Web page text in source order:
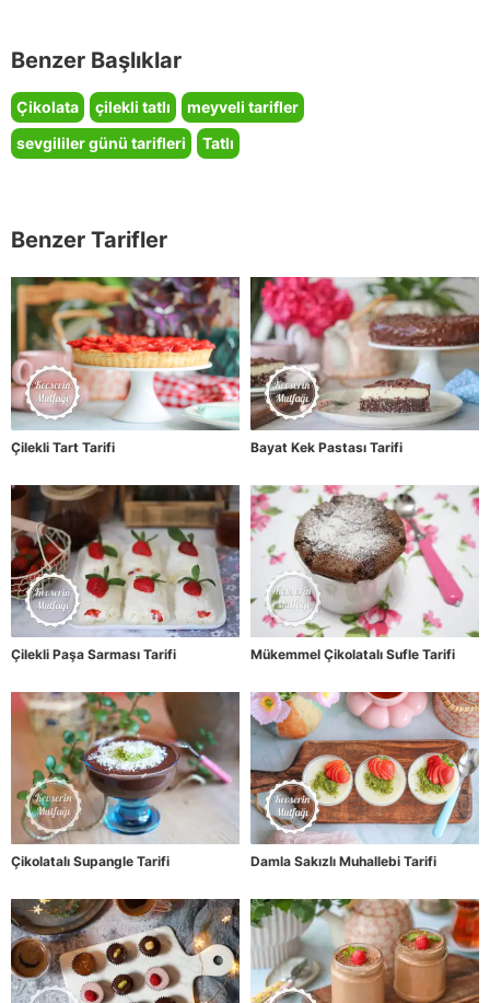
Benzer Başlıklar
Çikolata çilekli tatlı
meyveli tarifler
sevgililer günü tarifleri
Tatlı
Benzer Tarifler
Çilekli Tart Tarifi Bayat Kek Pastası Tarifi
Çilekli Paşa Sarması Tarifi Mükemmel Çikolatalı Sufle Tarifi
Çikolatalı Supangle Tarifi Damla Sakızlı Muhallebi Tarifi